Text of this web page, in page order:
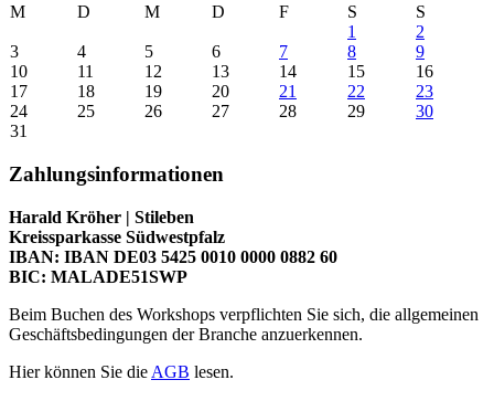
M
D M D F S
S
1
2
3
4 5 6 7 8
9
10
11 12 13 14 15
16
17
18 19 20 21 22
23
24
25 26 27 28 29
30
31
Zahlungsinformationen
Harald Kröher | Stileben
Kreissparkasse Südwestpfalz
IBAN: IBAN DE03 5425 0010 0000 0882 60
BIC: MALADE51SWP
Beim Buchen des Workshops verpflichten Sie sich, die allgemeinen
Geschäftsbedingungen der Branche anzuerkennen.
Hier können Sie die AGB lesen.